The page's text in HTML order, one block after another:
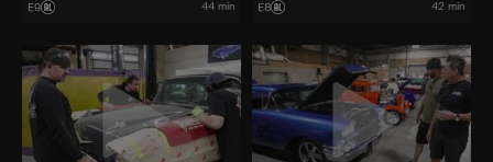
E9 44 min E8 42 min